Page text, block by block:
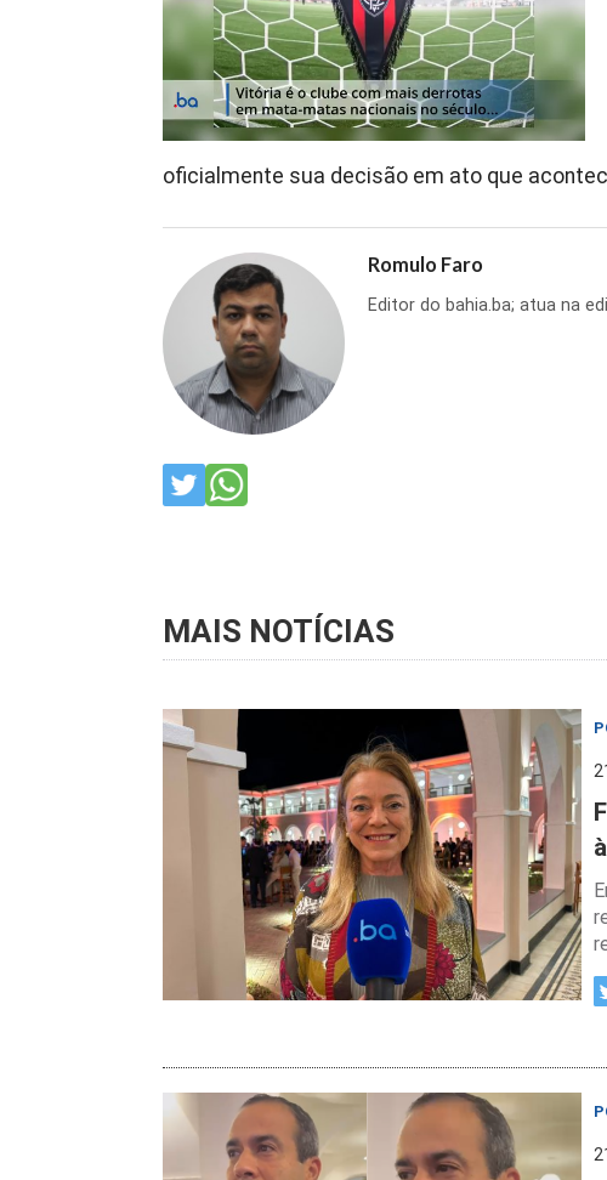
oficialmente sua decisão em ato que
Romulo Faro
Editor do bahia.ba; atua na
MAIS NOTÍCIAS